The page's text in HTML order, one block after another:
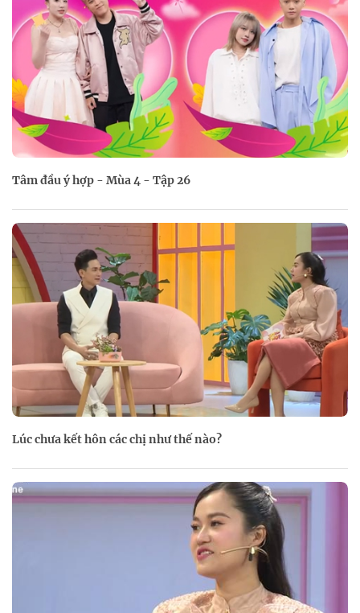
Tâm đầu ý hợp - Mùa 4 - Tập 26
Lúc chưa kết hôn các chị như thế nào?